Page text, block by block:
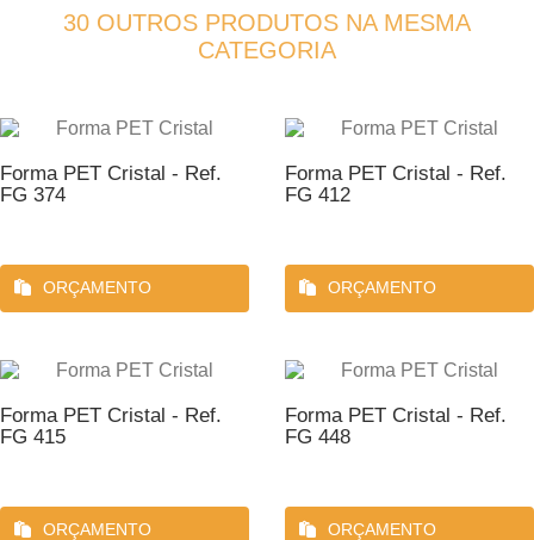
30 OUTROS PRODUTOS NA MESMA
CATEGORIA
Forma PET Cristal - Ref.
FG 374
ORÇAMENTO
Forma PET Cristal - Ref.
FG 412
ORÇAMENTO
Forma PET Cristal - Ref.
FG 415
ORÇAMENTO
Forma PET Cristal - Ref.
FG 448
ORÇAMENTO